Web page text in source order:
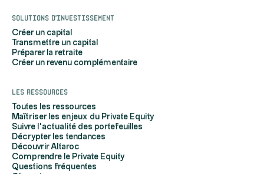
Solutions d'investissement
Créer un capital
Transmettre un capital
Préparer la retraite
Créer un revenu complémentaire
Les ressources
Toutes les ressources
Maîtriser les enjeux du Private Equity
Suivre l'actualité des portefeuilles
Décrypter les tendances
Découvrir Altaroc
Comprendre le Private Equity
Questions fréquentes